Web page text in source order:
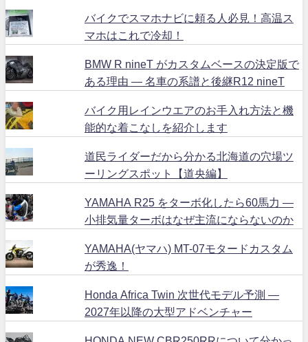
バイクでスマホナビに頼る人必見！高温ス
マホはこれで冷却！
BMW R nineT がカスタムベースの決定版で
ある理由 ― 名車の系譜と後継R12 nineT
バイク用レインウエアのお手入れ方法と機
能的な着こなしを紹介します
道民ライダーだから分かる北海道の穴場ツ
ーリングスポット【道央編】
YAMAHA R25 をターボ化したら60馬力 ―
小排気量ターボはなぜ主流にならないのか
YAMAHA(ヤマハ) MT-07モタードカスタム
が秀逸！
Honda Africa Twin 次世代モデル予測 ―
2027年以降の大型アドベンチャー